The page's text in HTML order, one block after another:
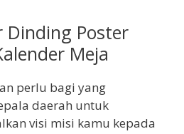
Dinding Poster
Meja
perlu bagi yang
daerah untuk
visi misi kamu kepada